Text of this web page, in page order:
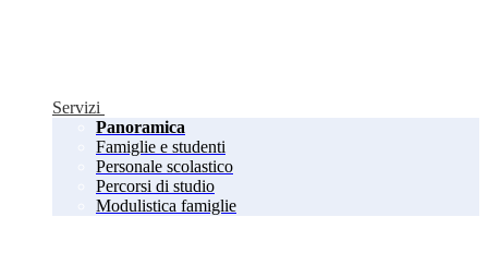
Servizi
Panoramica
Famiglie e studenti
Personale scolastico
Percorsi di studio
Modulistica famiglie